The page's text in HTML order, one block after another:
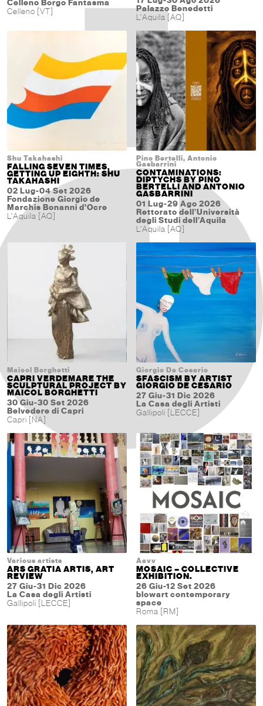
Celleno Borgo Fantasma
Celleno [VT]
Palazzo Benedetti
L'Aquila [AQ]
Shu Takahashi
FALLING SEVEN TIMES,
GETTING UP EIGHTH: SHU
TAKAHASHI
02 Lug-04 Set 2026
Fondazione Giorgio de
Marchis Bonanni d'Ocre
L'Aquila [AQ]
Pino Bertelli, Antonio
Gasbarrini
CONTAMINATIONS:
DIPTYCHS BY PINO
BERTELLI AND ANTONIO
GASBARRINI
01 Lug-29 Ago 2026
Rettorato dell’Università
degli Studi dell’Aquila
L'Aquila [AQ]
Maicol Borghetti
CAPRI VERDEMARE THE
SCULPTURAL PROJECT BY
MAICOL BORGHETTI
30 Giu-30 Set 2026
Belvedere di Capri
Capri [NA]
Giorgio De Cesario
SFASCISM BY ARTIST
GIORGIO DE CESARIO
27 Giu-31 Dic 2026
La Casa degli Artisti
Gallipoli [LECCE]
Various artists
ARS GRATIA ARTIS, ART
REVIEW
27 Giu-31 Dic 2026
La Casa degli Artisti
Gallipoli [LECCE]
Aavv
MOSAIC – COLLECTIVE
EXHIBITION.
26 Giu-12 Set 2026
blowart contemporary
space
Roma [RM]